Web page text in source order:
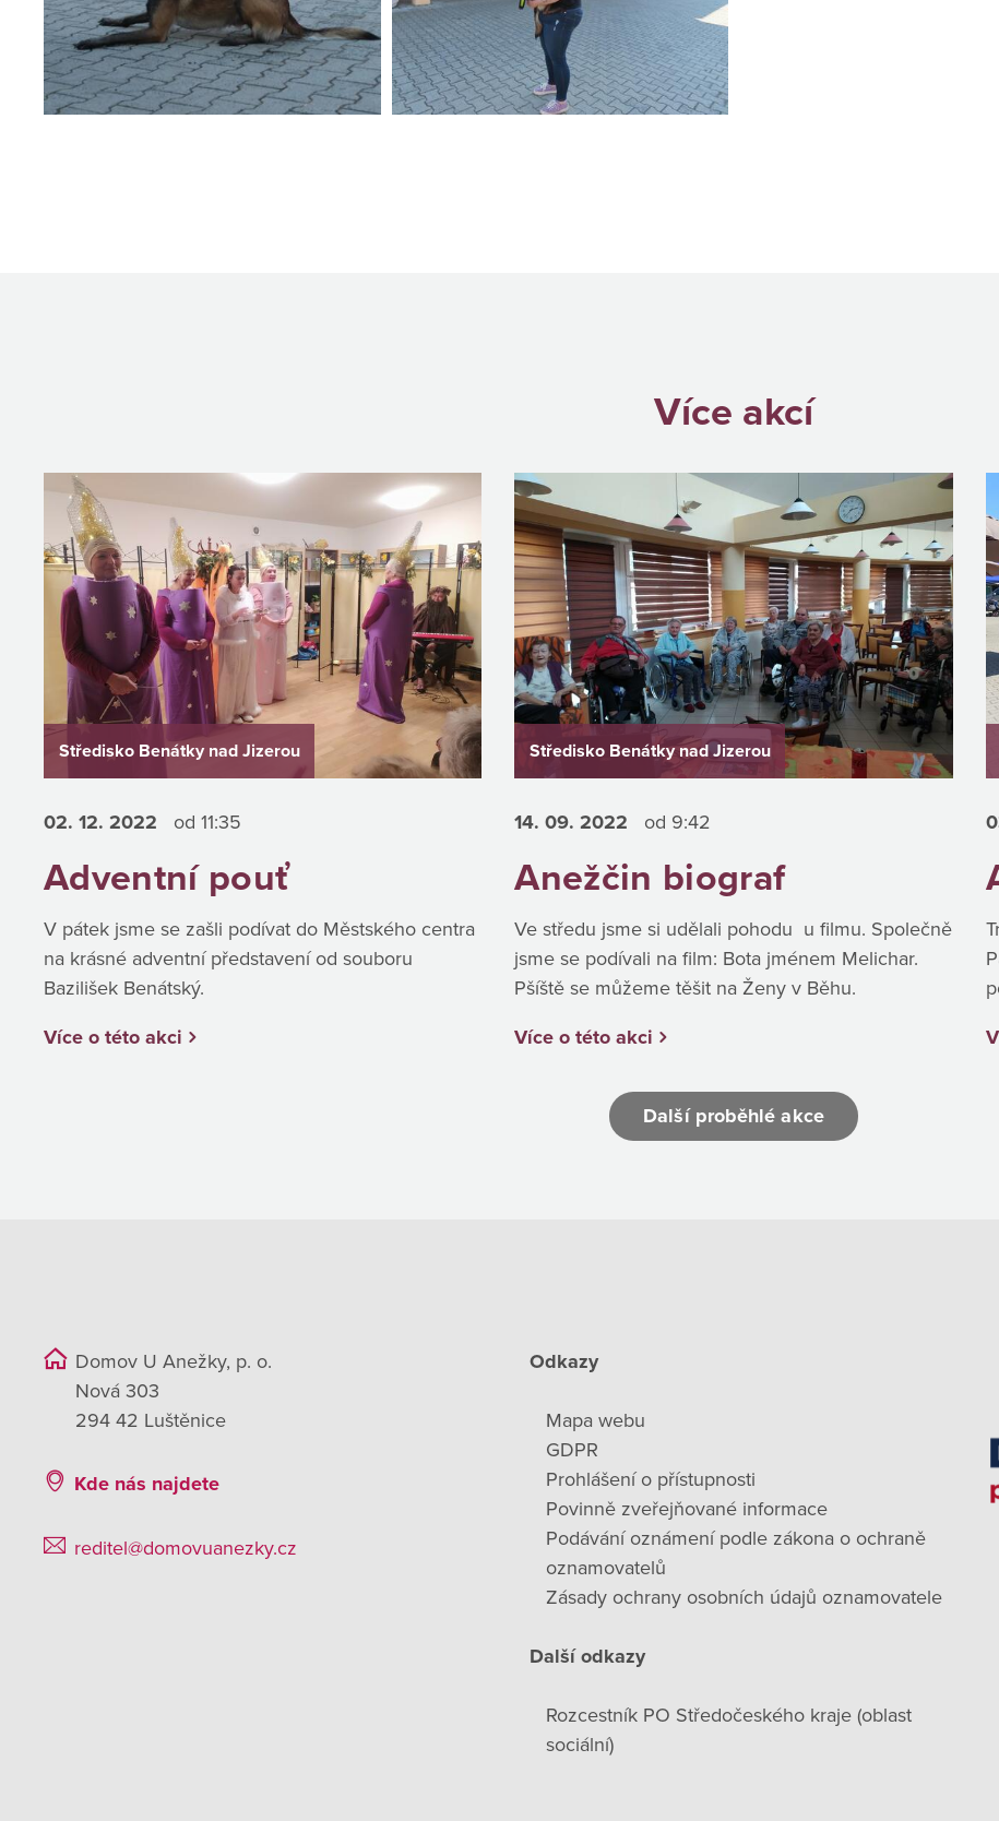
Více akcí
Středisko Benátky nad Jizerou
02. 12. 2022 od 11:35
Adventní pouť
V pátek jsme se zašli podívat do Městského centra
na krásné adventní představení od souboru
Bazilišek Benátský.
Více o této akci
Středisko Benátky nad Jizerou
14. 09.2022 od 9:42
Anežčin biograf
Ve středu jsme si udělali pohodu u filmu. Společně
jsme se podívali na film: Bota jménem Melichar.
Pšíště se můžeme těšit na Ženy v Běhu.
Více o této akci
Další proběhlé akce
Domov U Anežky, p. o.
Nová 303
294 42 Luštěnice
Kde nás najdete
reditel@domovuanezky.cz
Odkazy
Mapa webu
GDPR
Prohlášení o přístupnosti
Povinně zveřejňované informace
Podávání oznámení podle zákona o ochraně
oznamovatelů
Zásady ochrany osobních údajů oznamovatele
Další odkazy
Rozcestník PO Středočeského kraje (oblast
sociální)